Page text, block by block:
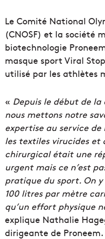
Le Comité National
(CNOSF) et la société
biotechnologie
masque sport Viral
utilisé par les athlètes
« Depuis le début de
nous mettons notre
expertise au service
les textiles virucides et
chirurgical était une
urgent mais ce n’est
pratique du sport. On y
100 litres par mètre
qu’un effort physique
explique Nathalie
dirigeante de Proneem.